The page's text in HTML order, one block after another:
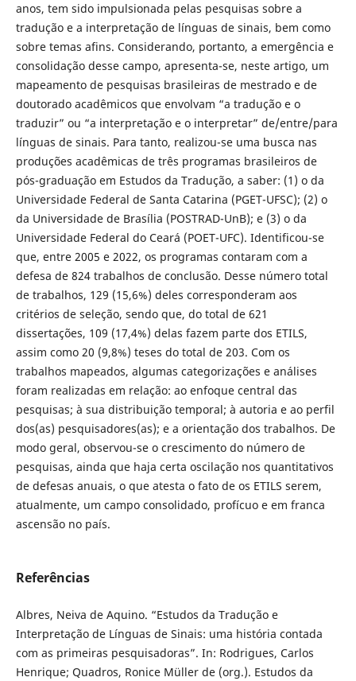
anos, tem sido impulsionada pelas pesquisas sobre a
tradução e a interpretação de línguas de sinais, bem como
sobre temas afins. Considerando, portanto, a emergência e
consolidação desse campo, apresenta-se, neste artigo, um
mapeamento de pesquisas brasileiras de mestrado e de
doutorado acadêmicos que envolvam “a tradução e o
traduzir” ou “a interpretação e o interpretar” de/entre/para
línguas de sinais. Para tanto, realizou-se uma busca nas
produções acadêmicas de três programas brasileiros de
pós-graduação em Estudos da Tradução, a saber: (1) o da
Universidade Federal de Santa Catarina (PGET-UFSC); (2) o
da Universidade de Brasília (POSTRAD-UnB); e (3) o da
Universidade Federal do Ceará (POET-UFC). Identificou-se
que, entre 2005 e 2022, os programas contaram com a
defesa de 824 trabalhos de conclusão. Desse número total
de trabalhos, 129 (15,6%) deles corresponderam aos
critérios de seleção, sendo que, do total de 621
dissertações, 109 (17,4%) delas fazem parte dos ETILS,
assim como 20 (9,8%) teses do total de 203. Com os
trabalhos mapeados, algumas categorizações e análises
foram realizadas em relação: ao enfoque central das
pesquisas; à sua distribuição temporal; à autoria e ao perfil
dos(as) pesquisadores(as); e a orientação dos trabalhos. De
modo geral, observou-se o crescimento do número de
pesquisas, ainda que haja certa oscilação nos quantitativos
de defesas anuais, o que atesta o fato de os ETILS serem,
atualmente, um campo consolidado, profícuo e em franca
ascensão no país.
Referências
Albres, Neiva de Aquino. “Estudos da Tradução e
Interpretação de Línguas de Sinais: uma história contada
com as primeiras pesquisadoras”. In: Rodrigues, Carlos
Henrique; Quadros, Ronice Müller de (org.). Estudos da